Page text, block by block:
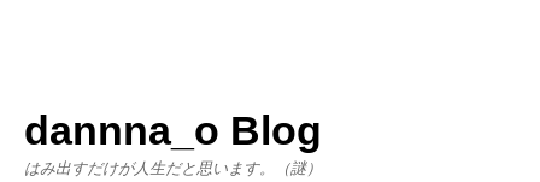
dannna_o Blog
はみ出すだけが人生だと思います。（謎）